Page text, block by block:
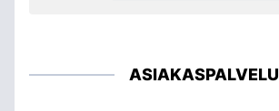
ASIAKASPALVELU